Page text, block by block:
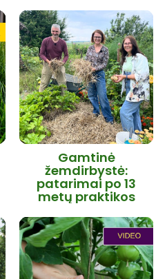
Gamtinė
žemdirbystė:
patarimai po 13
metų praktikos